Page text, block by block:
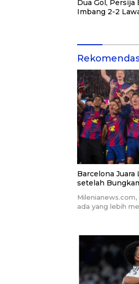
Dua Gol, Persija
Imbang 2-2
Barcelona Juara
setelah
ada yang lebih